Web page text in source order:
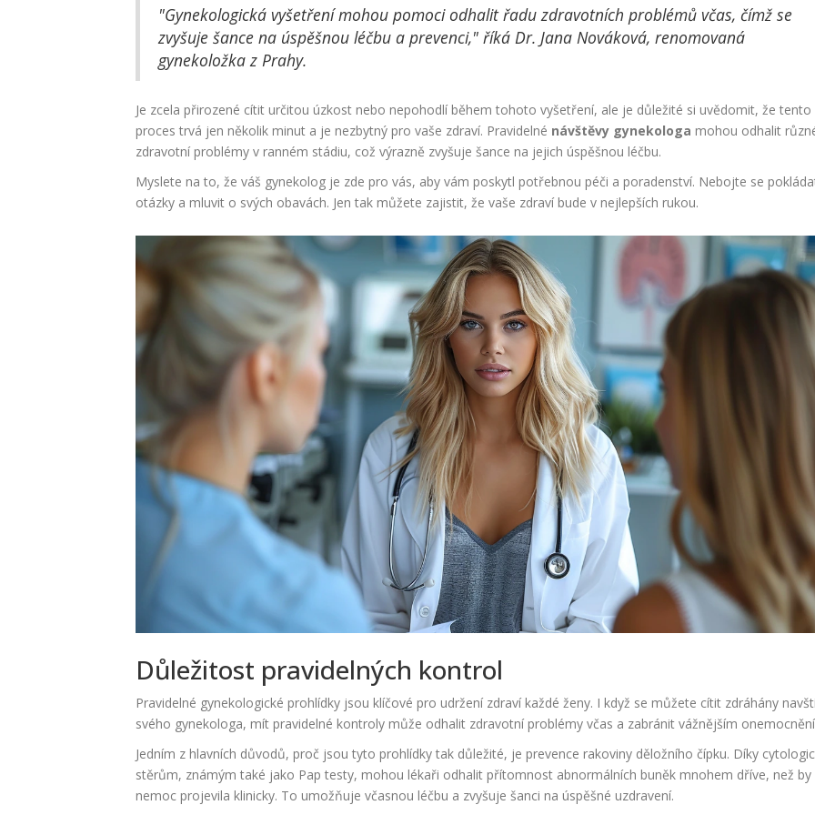
"Gynekologická vyšetření mohou pomoci odhalit řadu zdravotních problémů včas, čímž se
zvyšuje šance na úspěšnou léčbu a prevenci," říká Dr. Jana Nováková, renomovaná
gynekoložka z Prahy.
Je zcela přirozené cítit určitou úzkost nebo nepohodlí během tohoto vyšetření, ale je důležité si uvědomit, že tento
proces trvá jen několik minut a je nezbytný pro vaše zdraví. Pravidelné návštěvy gynekologa mohou odhalit
zdravotní problémy v ranném stádiu, což výrazně zvyšuje šance na jejich úspěšnou léčbu.
Myslete na to, že váš gynekolog je zde pro vás, aby vám poskytl potřebnou péči a poradenství. Nebojte se
otázky a mluvit o svých obavách. Jen tak můžete zajistit, že vaše zdraví bude v nejlepších rukou.
Důležitost pravidelných kontrol
Pravidelné gynekologické prohlídky jsou klíčové pro udržení zdraví každé ženy. I když se můžete cítit zdráhány
svého gynekologa, mít pravidelné kontroly může odhalit zdravotní problémy včas a zabránit vážnějším
Jedním z hlavních důvodů, proč jsou tyto prohlídky tak důležité, je prevence rakoviny děložního čípku. Díky
stěrům, známým také jako Pap testy, mohou lékaři odhalit přítomnost abnormálních buněk mnohem dříve, než by
nemoc projevila klinicky. To umožňuje včasnou léčbu a zvyšuje šanci na úspěšné uzdravení.